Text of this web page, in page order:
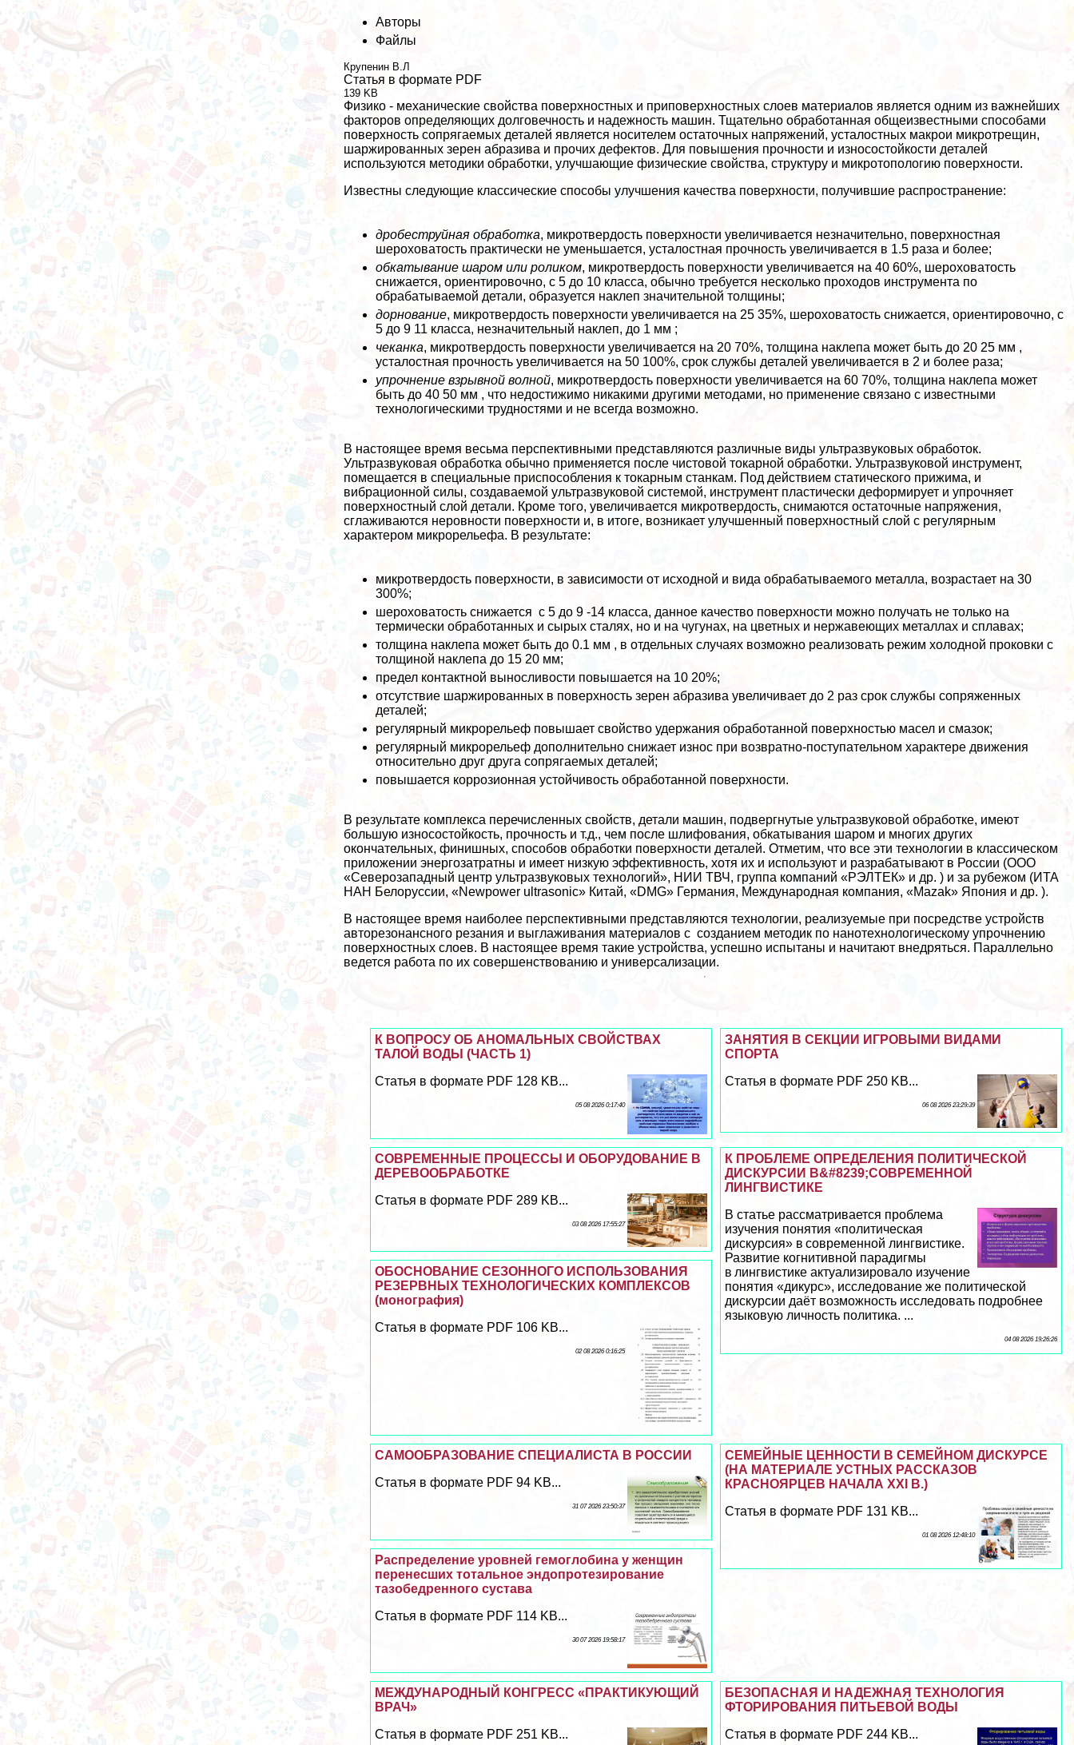
Авторы
Файлы
Крупенин В.Л
Статья в формате PDF
139 KB
Физико - механические свойства поверхностных и приповерхностных слоев материалов является одним из важнейших
факторов определяющих долговечность и надежность машин. Тщательно обработанная общеизвестными способами
поверхность сопрягаемых деталей является носителем остаточных напряжений, усталостных макрои микротрещин,
шаржированных зерен абразива и прочих дефектов. Для повышения прочности и износостойкости деталей
используются методики обработки, улучшающие физические свойства, структуру и микротопологию поверхности.
Известны следующие классические способы улучшения качества поверхности, получившие распространение:
дробеструйная обработка, микротвердость поверхности увеличивается незначительно, поверхностная
шероховатость пpaктически не уменьшается, усталостная прочность увеличивается в 1.5 раза и более;
обкатывание шаром или роликом, микротвердость поверхности увеличивается на 40 60%, шероховатость
снижается, ориентировочно, с 5 до 10 класса, обычно требуется несколько проходов инструмента по
обpaбатываемой детали, образуется наклеп значительной толщины;
дорнование, микротвердость поверхности увеличивается на 25 35%, шероховатость снижается, ориентировочно, с
5 до 9 11 класса, незначительный наклеп, до 1 мм ;
чеканка, микротвердость поверхности увеличивается на 20 70%, толщина наклепа может быть до 20 25 мм ,
усталостная прочность увеличивается на 50 100%, срок службы деталей увеличивается в 2 и более раза;
упрочнение взрывной волной, микротвердость поверхности увеличивается на 60 70%, толщина наклепа может
быть до 40 50 мм , что недостижимо никакими другими методами, но применение связано с известными
технологическими трудностями и не всегда возможно.
В настоящее время весьма перспективными представляются различные виды ультразвуковых обработок.
Ультразвуковая обработка обычно применяется после чистовой токарной обработки. Ультразвуковой инструмент,
помещается в специальные приспособления к токарным станкам. Под действием статического прижима, и
вибрационной силы, создаваемой ультразвуковой системой, инструмент пластически деформирует и упрочняет
поверхностный слой детали. Кроме того, увеличивается микротвердость, снимаются остаточные напряжения,
сглаживаются неровности поверхности и, в итоге, возникает улучшенный поверхностный слой с регулярным
хаpaктером микрорельефа. В результате:
микротвердость поверхности, в зависимости от исходной и вида обpaбатываемого металла, возрастает на 30
300%;
шероховатость снижается с 5 до 9 -14 класса, данное качество поверхности можно получать не только на
термически обработанных и сырых сталях, но и на чугунах, на цветных и нержавеющих металлах и сплавах;
толщина наклепа может быть до 0.1 мм , в отдельных случаях возможно реализовать режим холодной проковки с
толщиной наклепа до 15 20 мм;
предел контактной выносливости повышается на 10 20%;
отсутствие шаржированных в поверхность зерен абразива увеличивает до 2 раз срок службы сопряженных
деталей;
регулярный микрорельеф повышает свойство удержания обработанной поверхностью масел и смaзoк;
регулярный микрорельеф дополнительно снижает износ при возвратно-поступательном хаpaктере движения
относительно друг друга сопрягаемых деталей;
повышается коррозионная устойчивость обработанной поверхности.
В результате комплекса перечисленных свойств, детали машин, подвергнутые ультразвуковой обработке, имеют
большую износостойкость, прочность и т.д., чем после шлифования, обкатывания шаром и многих других
окончательных, финишных, способов обработки поверхности деталей. Отметим, что все эти технологии в классическом
приложении энергозатратны и имеет низкую эффективность, хотя их и используют и разpaбатывают в России (ООО
«Северозападный центр ультразвуковых технологий», НИИ ТВЧ, группа компаний «РЭЛТЕК» и др. ) и за рубежом (ИТА
НАН Белоруссии, «Newpower ultrasonic» Китай, «DMG» Германия, Международная компания, «Mazak» Япония и др. ).
В настоящее время наиболее перспективными представляются технологии, реализуемые при посредстве устройств
авторезонансного резания и выглаживания материалов с созданием методик по нанотехнологическому упрочнению
поверхностных слоев. В настоящее время такие устройства, успешно испытаны и начитают внедряться. Параллельно
ведется работа по их совершенствованию и универсализации.
ЗАНЯТИЯ В СЕКЦИИ ИГРОВЫМИ ВИДАМИ
СПОРТА
Статья в формате PDF 250 KB...
06 08 2026 23:29:39
К ВОПРОСУ ОБ АНОМАЛЬНЫХ СВОЙСТВАХ
ТАЛОЙ ВОДЫ (ЧАСТЬ 1)
Статья в формате PDF 128 KB...
05 08 2026 0:17:40
К ПРОБЛЕМЕ ОПРЕДЕЛЕНИЯ ПОЛИТИЧЕСКОЙ
ДИСКУРСИИ В&#8239;СОВРЕМЕННОЙ
ЛИНГВИСТИКЕ
В статье рассматривается проблема
изучения понятия «политическая
дискурсия» в современной лингвистике.
Развитие когнитивной парадигмы
в лингвистике актуализировало изучение
понятия «дикурс», исследование же политической
дискурсии даёт возможность исследовать подробнее
языковую личность политика. ...
04 08 2026 19:26:26
СОВРЕМЕННЫЕ ПРОЦЕССЫ И ОБОРУДОВАНИЕ В
ДЕРЕВООБРАБОТКЕ
Статья в формате PDF 289 KB...
03 08 2026 17:55:27
ОБОСНОВАНИЕ СЕЗОННОГО ИСПОЛЬЗОВАНИЯ
РЕЗЕРВНЫХ ТЕХНОЛОГИЧЕСКИХ КОМПЛЕКСОВ
(монография)
Статья в формате PDF 106 KB...
02 08 2026 0:16:25
СЕМЕЙНЫЕ ЦЕННОСТИ В СЕМЕЙНОМ ДИСКУРСЕ
(НА МАТЕРИАЛЕ УСТНЫХ РАССКАЗОВ
КРАСНОЯРЦЕВ НАЧАЛА XXI В.)
Статья в формате PDF 131 KB...
01 08 2026 12:48:10
САМООБРАЗОВАНИЕ СПЕЦИАЛИСТА В РОССИИ
Статья в формате PDF 94 KB...
31 07 2026 23:50:37
Распределение уровней гемоглобина у женщин
перенесших тотальное эндопротезирование
тазобедренного сустава
Статья в формате PDF 114 KB...
30 07 2026 19:58:17
БЕЗОПАСНАЯ И НАДЕЖНАЯ ТЕХНОЛОГИЯ
ФТОРИРОВАНИЯ ПИТЬЕВОЙ ВОДЫ
Статья в формате PDF 244 KB...
МЕЖДУНАРОДНЫЙ КОНГРЕСС «ПРАКТИКУЮЩИЙ
ВРАЧ»
Статья в формате PDF 251 KB...